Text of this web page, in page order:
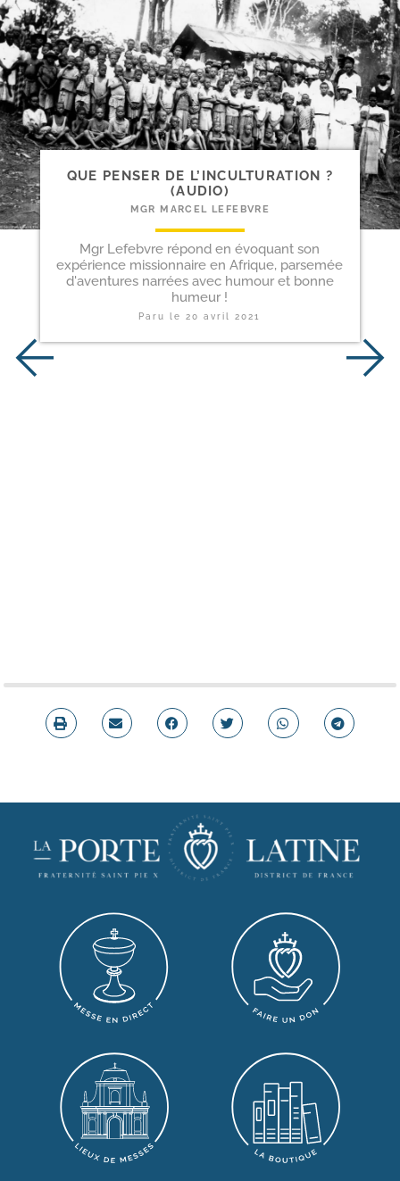
QUE PENSER DE L’INCULTURATION ?
(AUDIO)
MGR MARCEL LEFEBVRE
Mgr Lefebvre répond en évoquant son
expérience missionnaire en Afrique, parsemée
d'aventures narrées avec humour et bonne
humeur !
Paru le20 avril 2021